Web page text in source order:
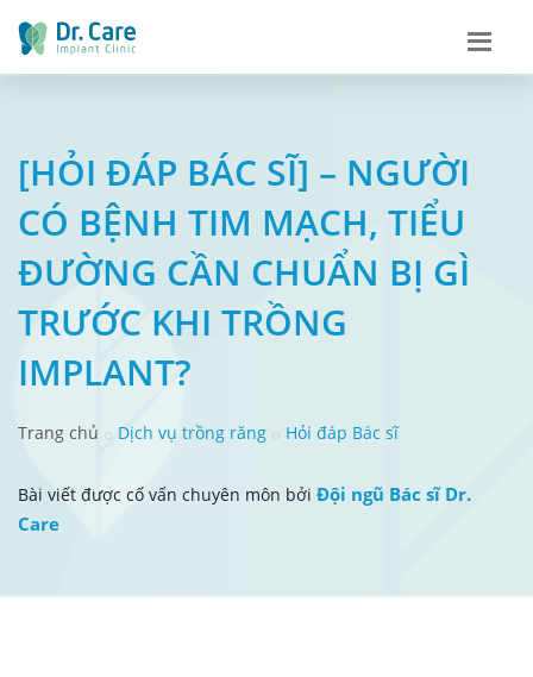
[HỎI ĐÁP BÁC SĨ] – NGƯỜI
CÓ BỆNH TIM MẠCH, TIỂU
ĐƯỜNG CẦN CHUẨN BỊ GÌ
TRƯỚC KHI TRỒNG
IMPLANT?
Trang chủ Dịch vụ trồng răng Hỏi đáp Bác sĩ
Bài viết được cố vấn chuyên môn bởi Đội ngũ Bác sĩ Dr.
Care